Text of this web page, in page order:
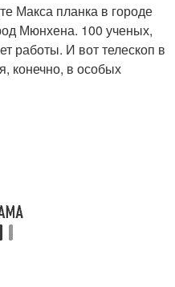
Макса планка в городе
Мюнхена. 100 ученых,
работы. И вот телескоп в
конечно, в особых